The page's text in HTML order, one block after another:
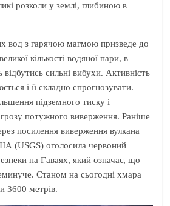
розколи у землі, глибиною в
вод з гарячою магмою призведе до
кількості водяної пари, в
сильні вибухи. Активність
і її складно спрогнозувати.
підземного тиску і
потужного виверження. Раніше
посилення виверження вулкана
(USGS) оголосила червоний
на Гаваях, який означає, що
Станом на сьогодні хмара
3600 метрів.